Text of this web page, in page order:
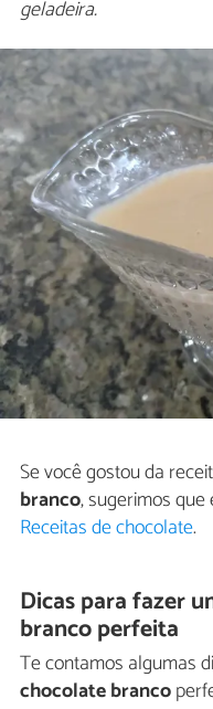
geladeira.
Se você gostou da
branco, sugerimos
Receitas de chocolate.
Dicas para fazer
branco perfeita
Te contamos algumas
chocolate branco